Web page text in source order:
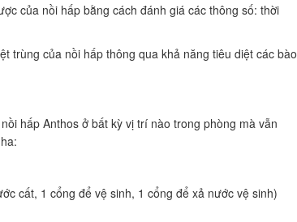
của nồi hấp bằng cách đánh giá các thông số: thời
trùng của nồi hấp thông qua khả năng tiêu diệt các bào
hấp Anthos ở bất kỳ vị trí nào trong phòng mà vẫn
cất, 1 cổng để vệ sinh, 1 cổng để xả nước vệ sinh)